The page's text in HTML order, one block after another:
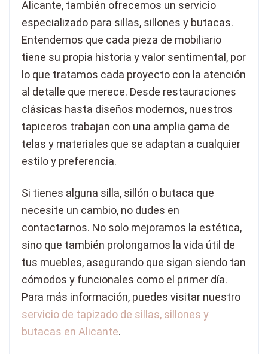
Alicante, también ofrecemos un servicio
especializado para sillas, sillones y butacas.
Entendemos que cada pieza de mobiliario
tiene su propia historia y valor sentimental, por
lo que tratamos cada proyecto con la atención
al detalle que merece. Desde restauraciones
clásicas hasta diseños modernos, nuestros
tapiceros trabajan con una amplia gama de
telas y materiales que se adaptan a cualquier
estilo y preferencia.
Si tienes alguna silla, sillón o butaca que
necesite un cambio, no dudes en
contactarnos. No solo mejoramos la estética,
sino que también prolongamos la vida útil de
tus muebles, asegurando que sigan siendo tan
cómodos y funcionales como el primer día.
Para más información, puedes visitar nuestro
servicio de tapizado de sillas, sillones y
butacas en Alicante.